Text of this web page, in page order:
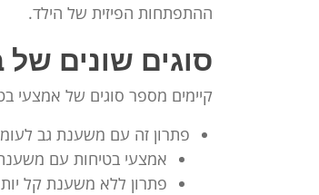
ההתפתחות הפיזית של הילד.
סוגים שונים
קיימים מספר סוגים של אמצעי
פתרון זה עם משענת גב
אמצעי בטיחות עם
פתרון ללא משענת קל